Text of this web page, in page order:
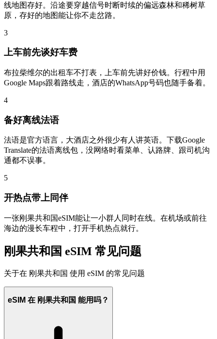
线地图存好。沿途要穿越信号时断时续的偏远森林和稀树草
原，存好的地图能让你不走岔路。
3
上车前先谈好车费
布拉柴维尔的出租车不打表，上车前先讲好价钱。行程中用
Google Maps跟着路线走，酒店的WhatsApp号码也随手备着。
4
备好离线法语
法语是官方语言，大酒店之外很少有人讲英语。下载Google
Translate的法语离线包，没网络时看菜单、认路牌、跟司机沟
通都不误事。
5
开热点带上同伴
一张刚果共和国eSIM能让一小群人同时在线。在机场或前往
海边的漫长车程中，打开手机热点就行。
刚果共和国 eSIM 常见问题
关于在 刚果共和国 使用 eSIM 的常见问题
eSIM 在 刚果共和国 能用吗？